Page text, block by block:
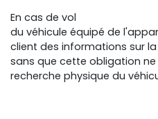
En cas de vol
du véhicule équipé de
client des informations sur
sans que cette obligation
recherche physique du